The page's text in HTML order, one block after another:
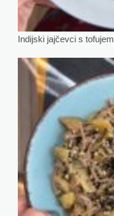
Indijski jajčevci s tofujem